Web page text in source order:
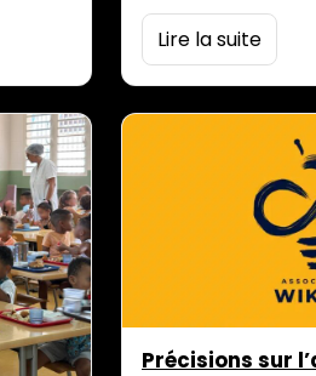
et
eau.
Lire la suite
Précisions sur